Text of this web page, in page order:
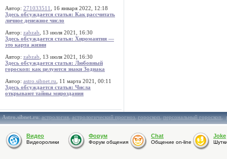
Автор: 271033511
, 16 января 2022, 12:18
Здесь обсуждается статья: Как рассчитать
личное денежное число
Автор: zabzab , 13 июля 2021, 16:30
Здесь обсуждается статья: Хиромантия —
это карта жизни
Автор: zabzab , 13 июля 2021, 16:30
Здесь обсуждается статья: Любовный
гороскоп: как целуются знаки Зодиака
Автор: astro.sibnet.ru , 11 марта 2021, 00:11
Здесь обсуждается статья: Числа
открывают тайны мироздания
Astro.sibnet.ru:астрология,астрологический прогноз,гороскоп,персональный гороскоп,
Видео
Видеоролики
Форум
Форум общения
Chat
Общение on-line
Joke